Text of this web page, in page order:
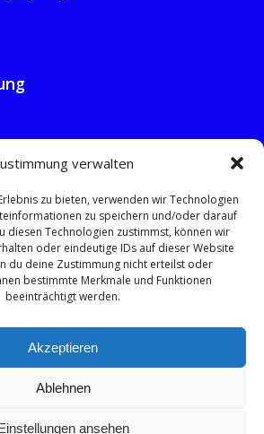
verwalten
zu bieten, verwenden wir Technologien
zu speichern und/oder darauf
diesen Technologien zustimmst, können wir
oder eindeutige IDs auf dieser Website
du deine Zustimmung nicht erteilst oder
bestimmte Merkmale und Funktionen
beeinträchtigt werden.
Akzeptieren
Ablehnen
ansehen